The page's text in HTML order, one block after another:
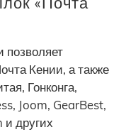
Кении, а также
Гонконга,
Joom, GearBest,
и других